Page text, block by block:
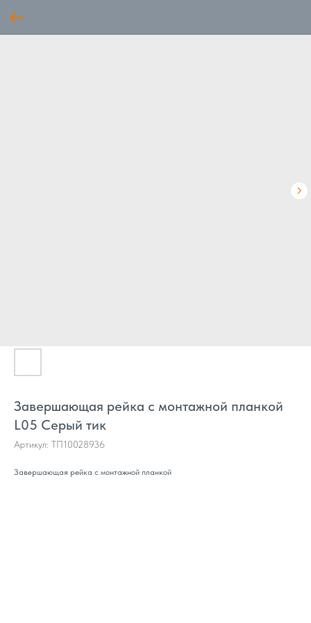
Завершающая рейка с монтажной планкой
L05 Серый тик
Артикул: ТП10028936
Завершающая рейка с монтажной планкой